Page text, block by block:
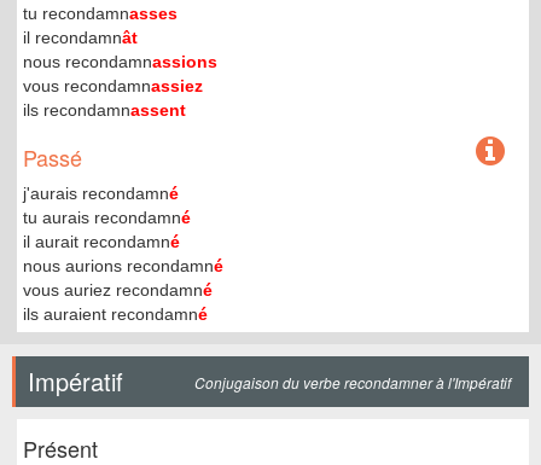
tu recondamnasses
il recondamnât
nous recondamnassions
vous recondamnassiez
ils recondamnassent
Passé
j'aurais recondamné
tu aurais recondamné
il aurait recondamné
nous aurions recondamné
vous auriez recondamné
ils auraient recondamné
Impératif Conjugaison du verbe recondamner à l'Impératif
Présent